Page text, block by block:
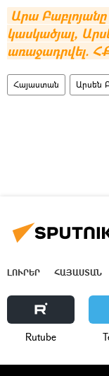
Արա
կասկածյալ,
առաջադրվել.
Հայաստան Արսեն
ԼՈՒՐԵՐ ՀԱՅԱՍՏԱՆ
Rutube